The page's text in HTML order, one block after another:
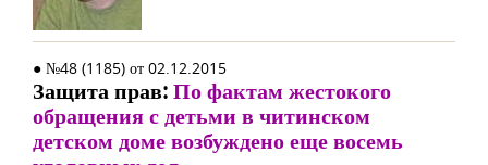
● №48 (1185) от 02.12.2015
Защита прав:По фактам жестокого
обращения с детьми в читинском
детском доме возбуждено еще восемь